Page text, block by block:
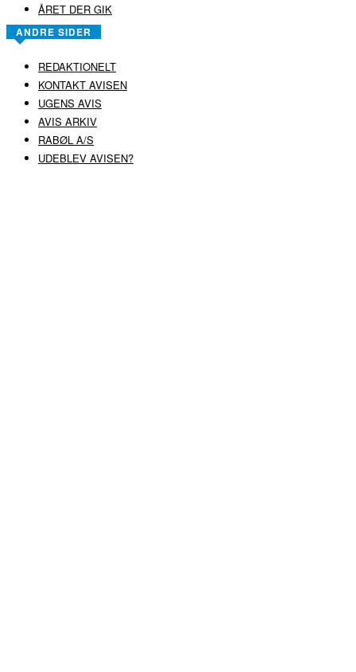
ÅRET DER GIK
ANDRE SIDER
REDAKTIONELT
KONTAKT AVISEN
UGENS AVIS
AVIS ARKIV
RABØL A/S
UDEBLEV AVISEN?